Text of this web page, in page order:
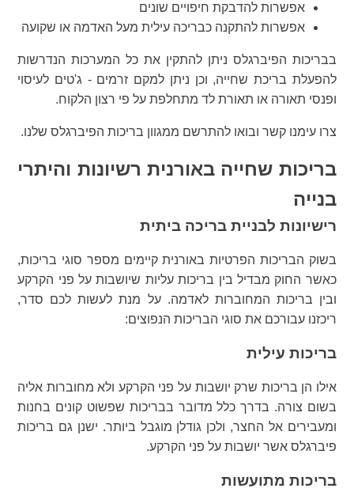
אפשרות להדבקת חיפויים שונים
אפשרות להתקנה כבריכה עילית מעל האדמה או שקועה
בבריכות הפיברגלס ניתן להתקין את כל המערכות הנדרשות
להפעלת בריכת שחייה, וכן ניתן למקם זרמים - ג'טים לעיסוי
ופנסי תאורה או תאורת לד מתחלפת על פי רצון הלקוח.
צרו עימנו קשר ובואו להתרשם ממגוון בריכות הפיברגלס שלנו.
בריכות שחייה באורנית רשיונות והיתרי
בנייה
רישיונות לבניית בריכה ביתית
בשוק הבריכות הפרטיות באורנית קיימים מספר סוגי בריכות,
כאשר החוק מבדיל בין בריכות עליות שיושבות על פני הקרקע
ובין בריכות המחוברות לאדמה. על מנת לעשות לכם סדר,
ריכזנו עבורכם את סוגי הבריכות הנפוצים:
בריכות עילית
אילו הן בריכות שרק יושבות על פני הקרקע ולא מחוברות אליה
בשום צורה. בדרך כלל מדובר בבריכות שפשוט קונים בחנות
ומעבירים אל החצר, ולכן גודלן מוגבל ביותר. ישנן גם בריכות
פיברגלס אשר יושבות על פני הקרקע.
בריכות מתועשות